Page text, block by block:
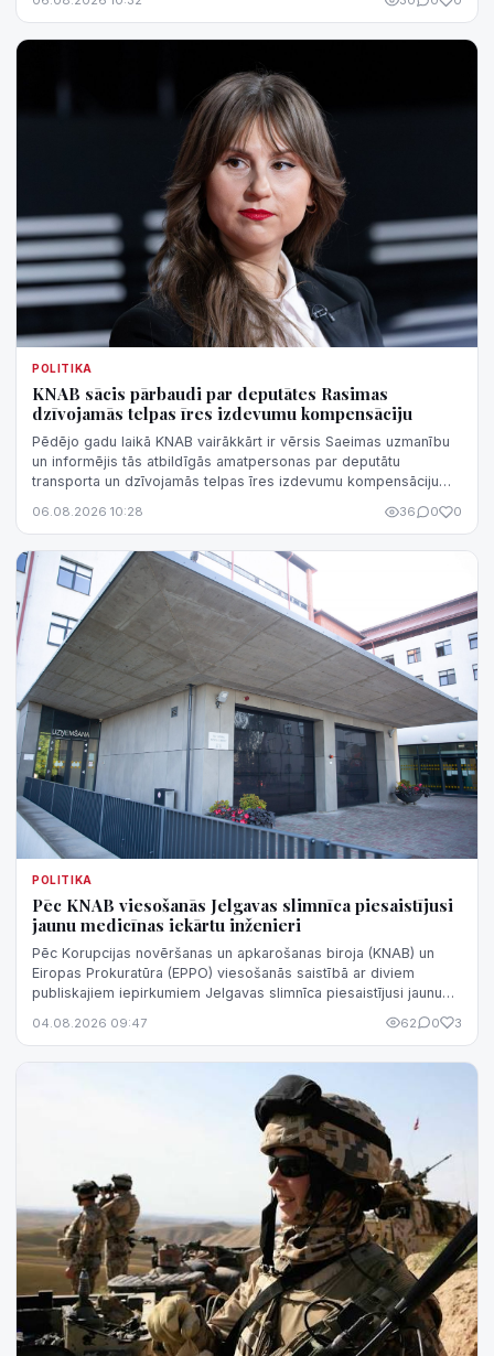
POLITIKA
KNAB sācis pārbaudi par deputātes Rasimas
dzīvojamās telpas īres izdevumu kompensāciju
Pēdējo gadu laikā KNAB vairākkārt ir vērsis Saeimas uzmanību
un informējis tās atbildīgās amatpersonas par deputātu
transporta un dzīvojamās telpas īres izdevumu kompensāciju
kompensāciju sistēmu izmantot negodprātīgi.
06.08.2026 10:28 36 0 0
POLITIKA
Pēc KNAB viesošanās Jelgavas slimnīca piesaistījusi
jaunu medicīnas iekārtu inženieri
Pēc Korupcijas novēršanas un apkarošanas biroja (KNAB) un
Eiropas Prokuratūra (EPPO) viesošanās saistībā ar diviem
publiskajiem iepirkumiem Jelgavas slimnīca piesaistījusi jaunu
04.08.2026 09:47 62 0 3